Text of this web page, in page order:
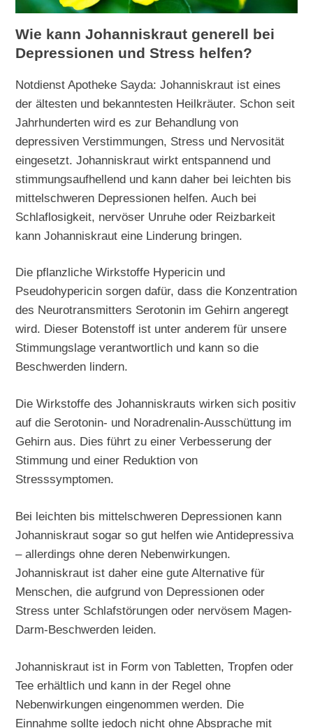
Wie kann Johanniskraut generell bei
Depressionen und Stress helfen?
Notdienst Apotheke Sayda: Johanniskraut ist eines
der ältesten und bekanntesten Heilkräuter. Schon seit
Jahrhunderten wird es zur Behandlung von
depressiven Verstimmungen, Stress und Nervosität
eingesetzt. Johanniskraut wirkt entspannend und
stimmungsaufhellend und kann daher bei leichten bis
mittelschweren Depressionen helfen. Auch bei
Schlaflosigkeit, nervöser Unruhe oder Reizbarkeit
kann Johanniskraut eine Linderung bringen.
Die pflanzliche Wirkstoffe Hypericin und
Pseudohypericin sorgen dafür, dass die Konzentration
des Neurotransmitters Serotonin im Gehirn angeregt
wird. Dieser Botenstoff ist unter anderem für unsere
Stimmungslage verantwortlich und kann so die
Beschwerden lindern.
Die Wirkstoffe des Johanniskrauts wirken sich positiv
auf die Serotonin- und Noradrenalin-Ausschüttung im
Gehirn aus. Dies führt zu einer Verbesserung der
Stimmung und einer Reduktion von
Stresssymptomen.
Bei leichten bis mittelschweren Depressionen kann
Johanniskraut sogar so gut helfen wie Antidepressiva
– allerdings ohne deren Nebenwirkungen.
Johanniskraut ist daher eine gute Alternative für
Menschen, die aufgrund von Depressionen oder
Stress unter Schlafstörungen oder nervösem Magen-
Darm-Beschwerden leiden.
Johanniskraut ist in Form von Tabletten, Tropfen oder
Tee erhältlich und kann in der Regel ohne
Nebenwirkungen eingenommen werden. Die
Einnahme sollte jedoch nicht ohne Absprache mit